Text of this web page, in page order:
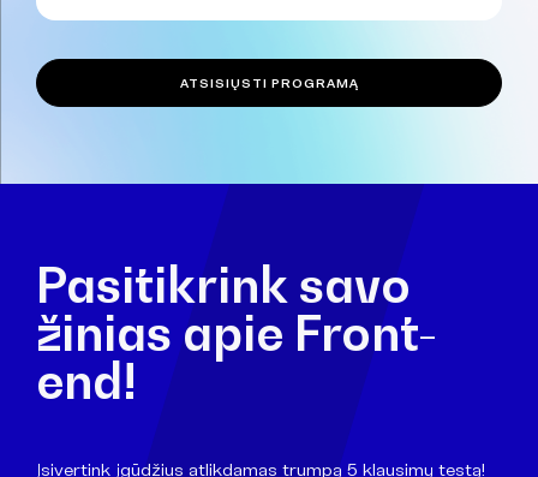
ATSISIŲSTI PROGRAMĄ
Pasitikrink savo
žinias apie Front-
end!
Įsivertink įgūdžius atlikdamas trumpą 5 klausimų testą!